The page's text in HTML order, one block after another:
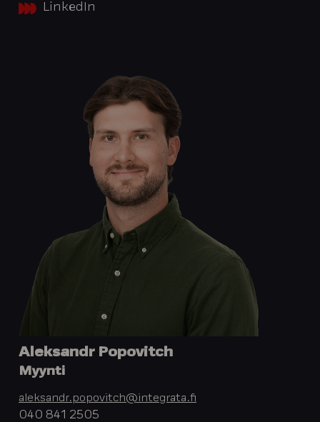
LinkedIn
Aleksandr Popovitch
Myynti
aleksandr.popovitch@integrata.fi
040 841 2505